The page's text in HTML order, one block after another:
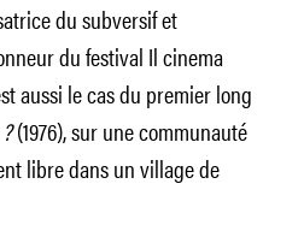
du subversif et
du festival Il cinema
aussi le cas du premier long
(1976), sur une communauté
libre dans un village de